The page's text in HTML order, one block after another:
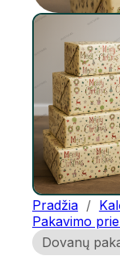
Pradžia /
Pakavimo
Dovanų